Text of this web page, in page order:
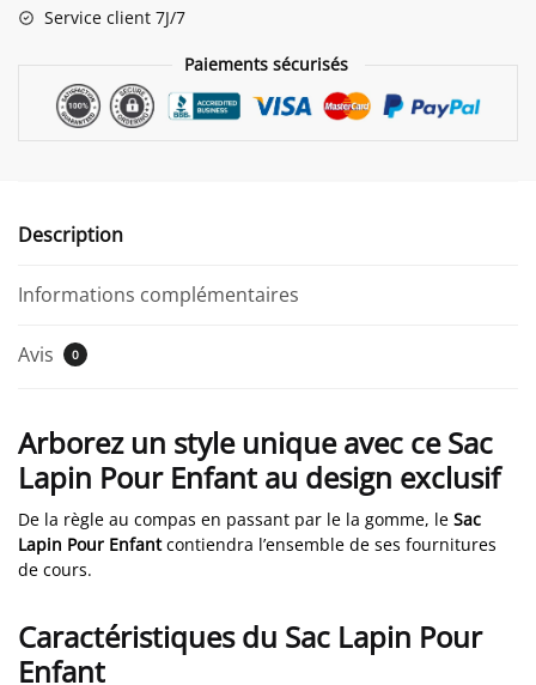
Service client 7J/7
Paiements sécurisés
Description
Informations complémentaires
Avis 0
Arborez un style unique avec ce Sac
Lapin Pour Enfant au design exclusif
De la règle au compas en passant par le la gomme, le Sac
Lapin Pour Enfantcontiendra l’ensemble de ses fournitures
de cours.
Caractéristiques du Sac Lapin Pour
Enfant